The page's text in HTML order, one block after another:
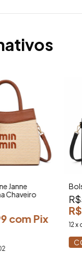
Janne
Chaveiro
com Pix 12x